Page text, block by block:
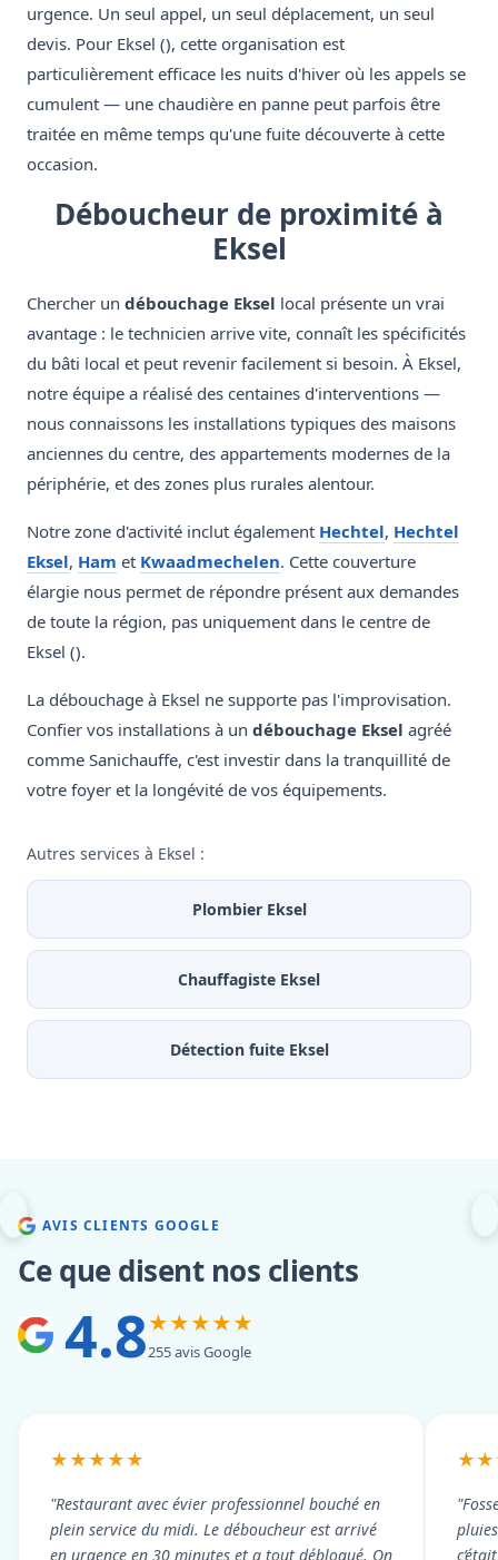
urgence. Un seul appel, un seul déplacement, un seul
devis. Pour Eksel (), cette organisation est
particulièrement efficace les nuits d'hiver où les appels se
cumulent — une chaudière en panne peut parfois être
traitée en même temps qu'une fuite découverte à cette
occasion.
Déboucheur de proximité à
Eksel
Chercher un débouchage Eksel local présente un vrai
avantage : le technicien arrive vite, connaît les spécificités
du bâti local et peut revenir facilement si besoin. À Eksel,
notre équipe a réalisé des centaines d'interventions —
nous connaissons les installations typiques des maisons
anciennes du centre, des appartements modernes de la
périphérie, et des zones plus rurales alentour.
Notre zone d'activité inclut également Hechtel, Hechtel
Eksel, Ham et Kwaadmechelen. Cette couverture
élargie nous permet de répondre présent aux demandes
de toute la région, pas uniquement dans le centre de
Eksel ().
La débouchage à Eksel ne supporte pas l'improvisation.
Confier vos installations à un débouchage Eksel agréé
comme Sanichauffe, c'est investir dans la tranquillité de
votre foyer et la longévité de vos équipements.
Autres services à Eksel :
Plombier Eksel
Chauffagiste Eksel
Détection fuite Eksel
AVIS CLIENTS GOOGLE
Ce que disent nos clients
4.8★★★★★
255 avis Google
★★★★★
"Restaurant avec évier professionnel bouché en
plein service du midi. Le déboucheur est arrivé
en urgence en 30 minutes et a tout débloqué. On